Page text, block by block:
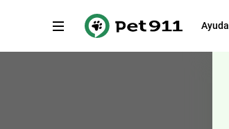
Ayuda
Atrás